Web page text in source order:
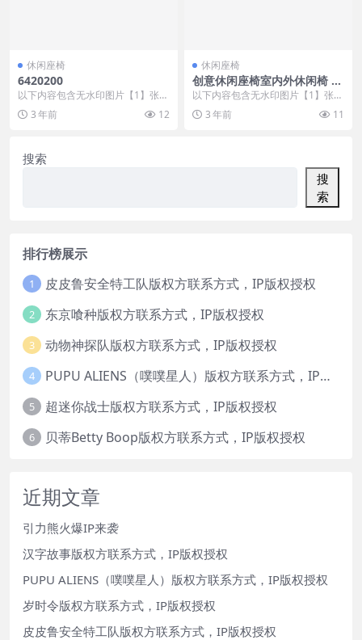
休闲座椅
6420200
以下内容包含无水印图片【1】张
，开通会员无障碍浏览 开通VIP会
员 3 年前 12
休闲座椅
创意休闲座椅室内外休闲椅 (1
1)
以下内容包含无水印图片【1】张
，开通会员无障碍浏览 开通VIP会
员 3 年前 11
搜索
搜
索
排行榜展示
1 皮皮鲁安全特工队版权方联系方式，IP版权授权
2 东京喰种版权方联系方式，IP版权授权
3 动物神探队版权方联系方式，IP版权授权
4 PUPU ALIENS（噗噗星人）版权方联系方式，IP版权授权
5 超迷你战士版权方联系方式，IP版权授权
6 贝蒂Betty Boop版权方联系方式，IP版权授权
近期文章
引力熊火爆IP来袭
汉字故事版权方联系方式，IP版权授权
PUPU ALIENS（噗噗星人）版权方联系方式，IP版权授权
岁时令版权方联系方式，IP版权授权
皮皮鲁安全特工队版权方联系方式，IP版权授权